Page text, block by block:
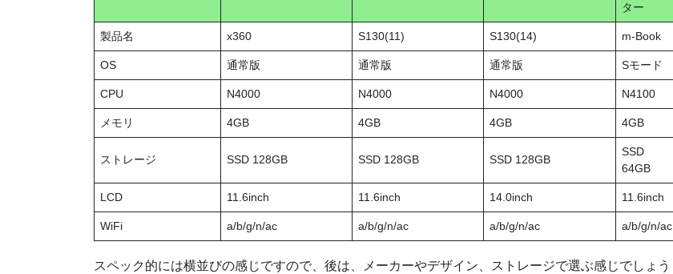
ター
製品名 x360 S130(11) S130(14) m-Book
OS 通常版 通常版 通常版 Sモード
CPU N4000 N4000 N4000 N4100
メモリ 4GB 4GB 4GB 4GB
ストレージ SSD 128GB SSD 128GB SSD 128GB
SSD
64GB
LCD 11.6inch 11.6inch 14.0inch 11.6inch
WiFi a/b/g/n/ac a/b/g/n/ac a/b/g/n/ac a/b/g/n/ac
スペック的には横並びの感じですので、後は、メーカーやデザイン、ストレージで選ぶ感じでしょう